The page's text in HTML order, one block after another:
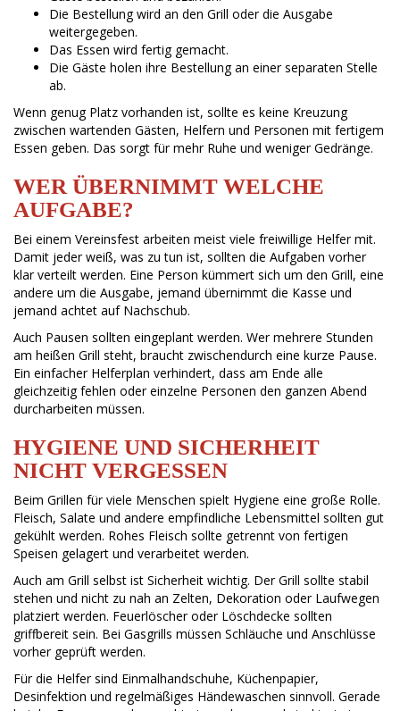
Die Bestellung wird an den Grill oder die Ausgabe
weitergegeben.
Das Essen wird fertig gemacht.
Die Gäste holen ihre Bestellung an einer separaten Stelle
ab.
Wenn genug Platz vorhanden ist, sollte es keine Kreuzung
zwischen wartenden Gästen, Helfern und Personen mit fertigem
Essen geben. Das sorgt für mehr Ruhe und weniger Gedränge.
WER ÜBERNIMMT WELCHE
AUFGABE?
Bei einem Vereinsfest arbeiten meist viele freiwillige Helfer mit.
Damit jeder weiß, was zu tun ist, sollten die Aufgaben vorher
klar verteilt werden. Eine Person kümmert sich um den Grill, eine
andere um die Ausgabe, jemand übernimmt die Kasse und
jemand achtet auf Nachschub.
Auch Pausen sollten eingeplant werden. Wer mehrere Stunden
am heißen Grill steht, braucht zwischendurch eine kurze Pause.
Ein einfacher Helferplan verhindert, dass am Ende alle
gleichzeitig fehlen oder einzelne Personen den ganzen Abend
durcharbeiten müssen.
HYGIENE UND SICHERHEIT
NICHT VERGESSEN
Beim Grillen für viele Menschen spielt Hygiene eine große Rolle.
Fleisch, Salate und andere empfindliche Lebensmittel sollten gut
gekühlt werden. Rohes Fleisch sollte getrennt von fertigen
Speisen gelagert und verarbeitet werden.
Auch am Grill selbst ist Sicherheit wichtig. Der Grill sollte stabil
stehen und nicht zu nah an Zelten, Dekoration oder Laufwegen
platziert werden. Feuerlöscher oder Löschdecke sollten
griffbereit sein. Bei Gasgrills müssen Schläuche und Anschlüsse
vorher geprüft werden.
Für die Helfer sind Einmalhandschuhe, Küchenpapier,
Desinfektion und regelmäßiges Händewaschen sinnvoll. Gerade